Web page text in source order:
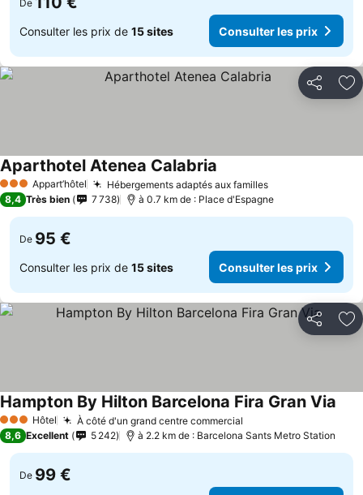
De
Consulter les prix de 15 sites Consulter les prix
Partager
3 ÉtoilesAppart’hôtel Hébergements adaptés aux familles
Aparthotel Atenea Calabria
8,4 Très bien 7 738 à 0.7 km de : Place d'Espagne
De 95 €
Consulter les prix de 15 sites Consulter les prix
Partager
3 ÉtoilesHôtel À côté d'un grand centre commercial
Hampton By Hilton Barcelona Fira Gran Via
8,6 Excellent 5 242 à 2.2 km de : Barcelona Sants Metro Station
De 99 €